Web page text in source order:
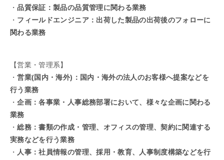
・品質保証：製品の品質管理に関わる業務
・ フィールドエンジニア：出荷した製品の出荷後のフォローに
関わる業務
【営業・管理系】
・営業(国内・海外)：国内・海外の法人のお客様へ提案などを
行う業務
・企画：各事業・人事総務部署において、様々な企画に関わる
業務
・総務：書類の作成・管理、オフィスの管理、契約に関連する
実務などを行う業務
・ 人事：社員情報の管理、採用・教育、人事制度構築などを行